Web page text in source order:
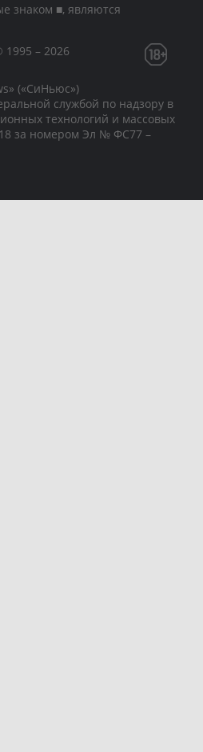
знаком ■, являются
– 2026
(«СиНьюс»)
службой по надзору в
технологий и массовых
за номером Эл № ФС77 –